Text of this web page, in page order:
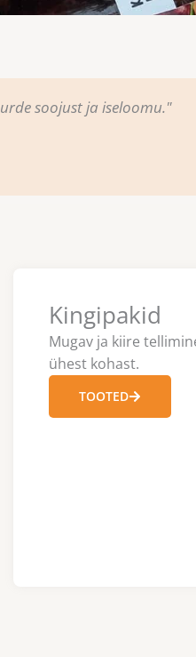
soojust ja iseloomu."
Kingipakid
Mugav ja kiire
ühest kohast.
TOOTED